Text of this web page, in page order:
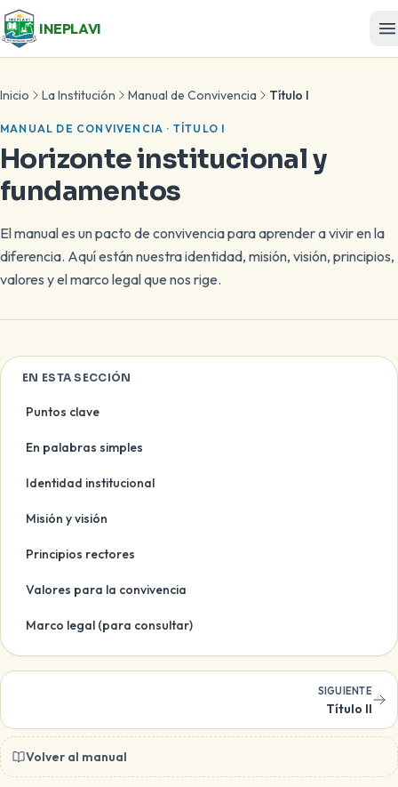
INEPLAVI
Inicio La Institución Manual de Convivencia Título I
MANUAL DE CONVIVENCIA · TÍTULO I
Horizonte institucional y
fundamentos
El manual es un pacto de convivencia para aprender a vivir en la
diferencia. Aquí están nuestra identidad, misión, visión, principios,
valores y el marco legal que nos rige.
EN ESTA SECCIÓN
Puntos clave
En palabras simples
Identidad institucional
Misión y visión
Principios rectores
Valores para la convivencia
Marco legal (para consultar)
SIGUIENTE
Título II
Volver al manual